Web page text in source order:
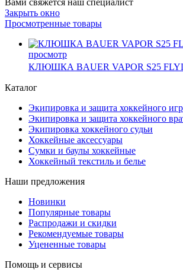
Вами свяжется наш специалист
Закрыть окно
Просмотренные товары
просмотр
КЛЮШКА BAUER VAPOR S25
Каталог
Экипировка и защита хоккейного
Экипировка и защита хоккейного
Экипировка хоккейного судьи
Хоккейные аксессуары
Сумки и баулы хоккейные
Хоккейный текстиль и белье
Наши предложения
Новинки
Популярные товары
Распродажи и скидки
Рекомендуемые товары
Уцененные товары
Помощь и сервисы